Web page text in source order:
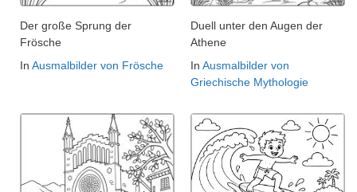
Der große Sprung der
Frösche
In Ausmalbilder von Frösche
Duell unter den Augen der
Athene
In Ausmalbilder von
Griechische Mythologie